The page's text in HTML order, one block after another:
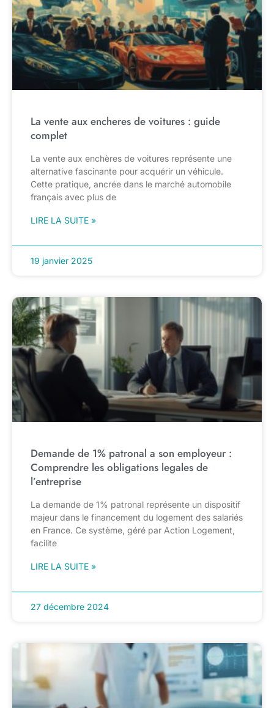
La vente aux encheres de voitures : guide
complet
La vente aux enchères de voitures représente une
alternative fascinante pour acquérir un véhicule.
Cette pratique, ancrée dans le marché automobile
français avec plus de
LIRE LA SUITE »
19 janvier 2025
Demande de 1% patronal a son employeur :
Comprendre les obligations legales de
l’entreprise
La demande de 1% patronal représente un dispositif
majeur dans le financement du logement des salariés
en France. Ce système, géré par Action Logement,
facilite
LIRE LA SUITE »
27 décembre 2024